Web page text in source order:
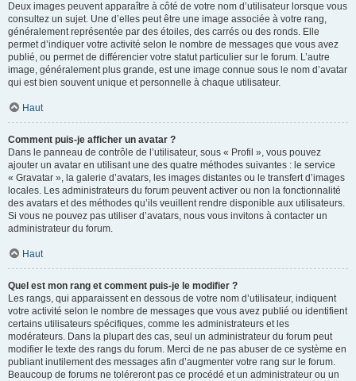
Deux images peuvent apparaître à côté de votre nom d’utilisateur lorsque vous
consultez un sujet. Une d’elles peut être une image associée à votre rang,
généralement représentée par des étoiles, des carrés ou des ronds. Elle
permet d’indiquer votre activité selon le nombre de messages que vous avez
publié, ou permet de différencier votre statut particulier sur le forum. L’autre
image, généralement plus grande, est une image connue sous le nom d’avatar
qui est bien souvent unique et personnelle à chaque utilisateur.
Haut
Comment puis-je afficher un avatar ?
Dans le panneau de contrôle de l’utilisateur, sous « Profil », vous pouvez
ajouter un avatar en utilisant une des quatre méthodes suivantes : le service
« Gravatar », la galerie d’avatars, les images distantes ou le transfert d’images
locales. Les administrateurs du forum peuvent activer ou non la fonctionnalité
des avatars et des méthodes qu’ils veuillent rendre disponible aux utilisateurs.
Si vous ne pouvez pas utiliser d’avatars, nous vous invitons à contacter un
administrateur du forum.
Haut
Quel est mon rang et comment puis-je le modifier ?
Les rangs, qui apparaissent en dessous de votre nom d’utilisateur, indiquent
votre activité selon le nombre de messages que vous avez publié ou identifient
certains utilisateurs spécifiques, comme les administrateurs et les
modérateurs. Dans la plupart des cas, seul un administrateur du forum peut
modifier le texte des rangs du forum. Merci de ne pas abuser de ce système en
publiant inutilement des messages afin d’augmenter votre rang sur le forum.
Beaucoup de forums ne toléreront pas ce procédé et un administrateur ou un